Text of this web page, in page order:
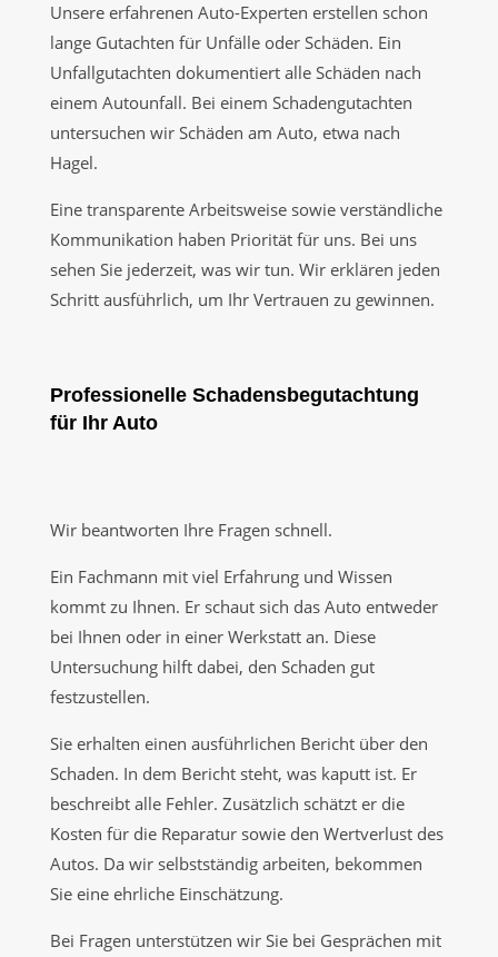
Unsere erfahrenen Auto-Experten erstellen schon
lange Gutachten für Unfälle oder Schäden. Ein
Unfallgutachten dokumentiert alle Schäden nach
einem Autounfall. Bei einem Schadengutachten
untersuchen wir Schäden am Auto, etwa nach
Hagel.
Eine transparente Arbeitsweise sowie verständliche
Kommunikation haben Priorität für uns. Bei uns
sehen Sie jederzeit, was wir tun. Wir erklären jeden
Schritt ausführlich, um Ihr Vertrauen zu gewinnen.
Professionelle Schadensbegutachtung
für Ihr Auto
Wir beantworten Ihre Fragen schnell.
Ein Fachmann mit viel Erfahrung und Wissen
kommt zu Ihnen. Er schaut sich das Auto entweder
bei Ihnen oder in einer Werkstatt an. Diese
Untersuchung hilft dabei, den Schaden gut
festzustellen.
Sie erhalten einen ausführlichen Bericht über den
Schaden. In dem Bericht steht, was kaputt ist. Er
beschreibt alle Fehler. Zusätzlich schätzt er die
Kosten für die Reparatur sowie den Wertverlust des
Autos. Da wir selbstständig arbeiten, bekommen
Sie eine ehrliche Einschätzung.
Bei Fragen unterstützen wir Sie bei Gesprächen mit